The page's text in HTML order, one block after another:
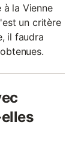
à la Vienne
un critère
il faudra